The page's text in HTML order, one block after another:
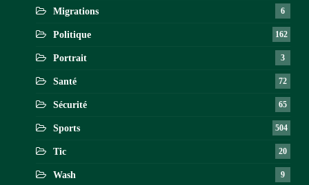
Migrations 6
Politique 162
Portrait 3
Santé 72
Sécurité 65
Sports 504
Tic 20
Wash 9